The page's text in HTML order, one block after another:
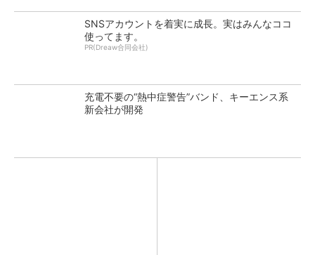
SNSアカウントを着実に成長。実はみんなココ
使ってます。
PR(Dreaw合同会社)
充電不要の“熱中症警告”バンド、キーエンス系
新会社が開発